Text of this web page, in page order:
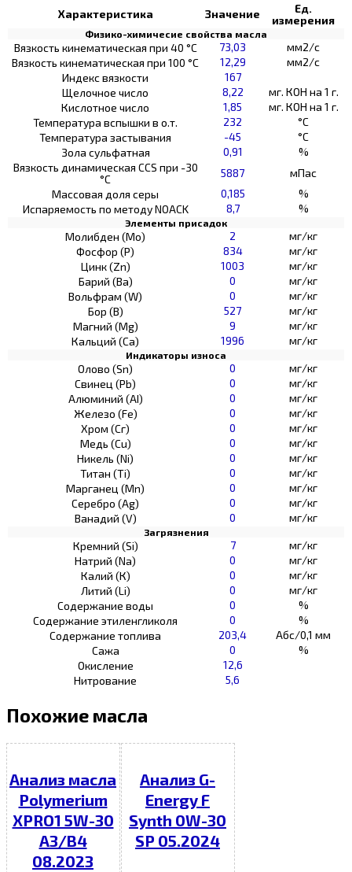
Характеристика Значение
Ед.
измерения
Физико-химичесие свойства масла
Вязкость кинематическая при 40 °С 73,03
мм2/с
Вязкость кинематическая при 100 °С
12,29
мм2/с
Индекс вязкости
167
Щелочное число
8,22
мг. КОН на 1 г.
Кислотное число
1,85
мг. КОН на 1 г.
Температура вспышки в о.т.
232
°C
Температура застывания
-45
°C
Зола сульфатная
0,91
%
Вязкость динамическая CCS при -30
°С
5887
мПас
Массовая доля серы
0,185
%
Испаряемость по методу NOACK
8,7 %
Элементы присадок
Молибден (Мо) 2
мг/кг
Фосфор (Р)
834
мг/кг
Цинк (Zn)
1003
мг/кг
Барий (Ва)
0
мг/кг
Вольфрам (W)
0
мг/кг
Бор (В)
527
мг/кг
Магний (Mg)
9
мг/кг
Кальций (Са)
1996 мг/кг
Индикаторы износа
Олово (Sn) 0
мг/кг
Свинец (Pb)
0
мг/кг
Алюминий (AI)
0
мг/кг
Железо (Fe)
0
мг/кг
Хром (Сг)
0
мг/кг
Медь (Cu)
0
мг/кг
Никель (Ni)
0
мг/кг
Титан (Ti)
0
мг/кг
Марганец (Mn)
0
мг/кг
Серебро (Ag)
0
мг/кг
Ванадий (V)
0 мг/кг
Загрязнения
Кремний (Si) 7
мг/кг
Натрий (Na)
0
мг/кг
Калий (К)
0
мг/кг
Литий (Li)
0
мг/кг
Содержание воды
0
%
Содержание этиленгликоля
0
%
Содержание топлива
203,4
Абс/0,1 мм
Сажа
0
%
Окисление
12,6
Нитрование
5,6
Похожие масла
Анализ масла
Polymerium
XPRO1 5W-30
A3/B4
08.2023
Анализ G-
Energy F
Synth 0W-30
SP 05.2024